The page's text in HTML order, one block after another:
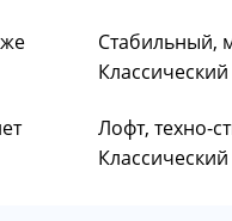
Стабильный,
Лофт, техно-